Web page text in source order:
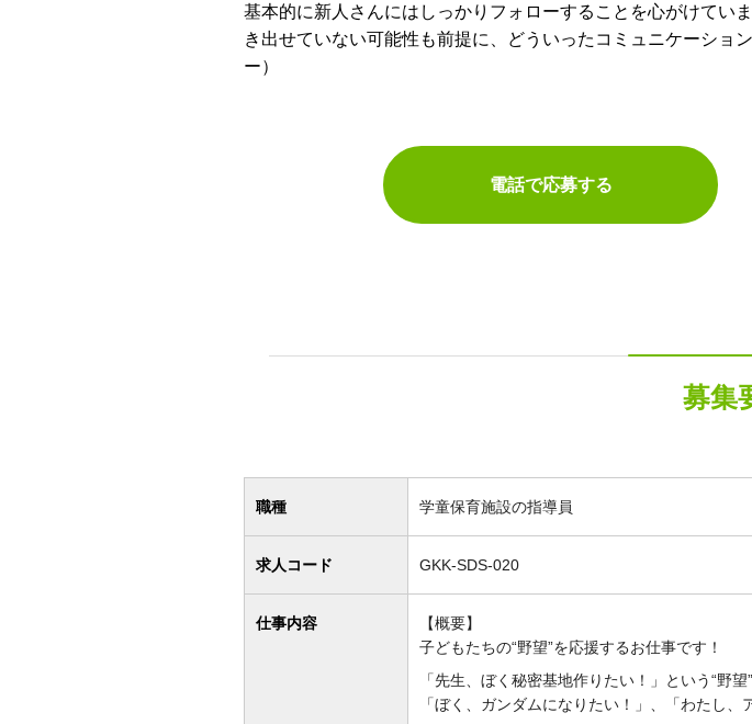
基本的に新人さんにはしっかりフォローすることを心がけてい
き出せていない可能性も前提に、どういったコミュニケーショ
ー）
電話で応募する
募集
職種 学童保育施設の指導員
求人コード GKK-SDS-020
仕事内容
【概要】
子どもたちの“野望”を応援するお仕事です！
「先生、ぼく秘密基地作りたい！」という“野
「ぼく、ガンダムになりたい！」、「わたし、